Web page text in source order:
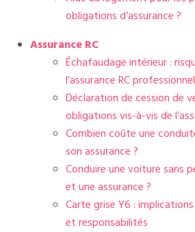
obligations d’assurance ?
Assurance RC
Échafaudage intérieur :
l’assurance RC
Déclaration de cession de
obligations vis-à-vis de
Combien coûte une
son assurance ?
Conduire une voiture sans
et une assurance ?
Carte grise Y6 :
et responsabilités